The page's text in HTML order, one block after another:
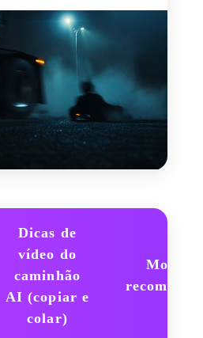
Dicas de
vídeo do
caminhão
AI (copiar e
colar)
Modelos